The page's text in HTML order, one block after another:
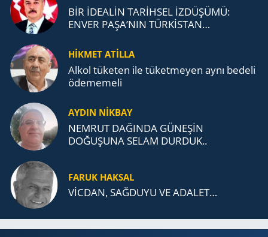
BİR İDEALİN TARİHSEL İZDÜŞÜMÜ:
ENVER PAŞA’NIN TÜRKİSTAN
TEŞKİLATI’NA UZANAN MİRASI
HİKMET ATİLLA
Alkol tü­ke­ten ile tü­ket­me­yen aynı be­de­li
öde­me­me­li
AYDIN NİKBAY
NEMRUT DAĞINDA GÜNEŞİN
DOĞUŞUNA SELAM DURDUK..
FARUK HAKSAL
VİCDAN, SAĞ­DU­YU VE ADA­LET…